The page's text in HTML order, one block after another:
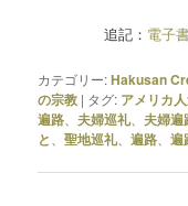
追記： 電子
カテゴリー:Hakusan
の宗教 | タグ: アメリカ
遍路 、夫婦巡礼、夫婦遍
と
、聖地巡礼、遍路 、遍